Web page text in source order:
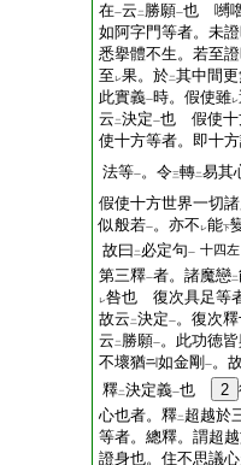
在一云 二 勝願一也 嚩
如阿字門等者。未
悉擧體不生。若至
至 レ果。於二其中間
此實義一時。假使雖レ
云 二決定一也 假使十
使十方等者。即十
法等一。令三轉二易其
假使十方世界一切
似般若一。亦不 レ能下
故曰 二 必定句一 十四左
第三釋一者。諸魔戀二
レ咎也 復次具足等
故云 二決定一。復次
云 二 勝願一。此功徳
不壞猶
如金剛 一。
釋二決定義一也 2
心也者。釋二 超越於
等者。總釋。謂超
證身也。住不思議